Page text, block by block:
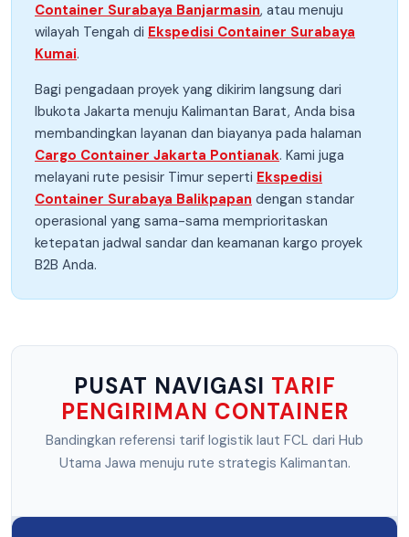
Container Surabaya Banjarmasin, atau menuju
wilayah Tengah di Ekspedisi Container Surabaya
Kumai.
Bagi pengadaan proyek yang dikirim langsung dari
Ibukota Jakarta menuju Kalimantan Barat, Anda bisa
membandingkan layanan dan biayanya pada halaman
Cargo Container Jakarta Pontianak. Kami juga
melayani rute pesisir Timur seperti Ekspedisi
Container Surabaya Balikpapan dengan standar
operasional yang sama-sama memprioritaskan
ketepatan jadwal sandar dan keamanan kargo proyek
B2B Anda.
PUSAT NAVIGASI TARIF
PENGIRIMAN CONTAINER
Bandingkan referensi tarif logistik laut FCL dari Hub
Utama Jawa menuju rute strategis Kalimantan.